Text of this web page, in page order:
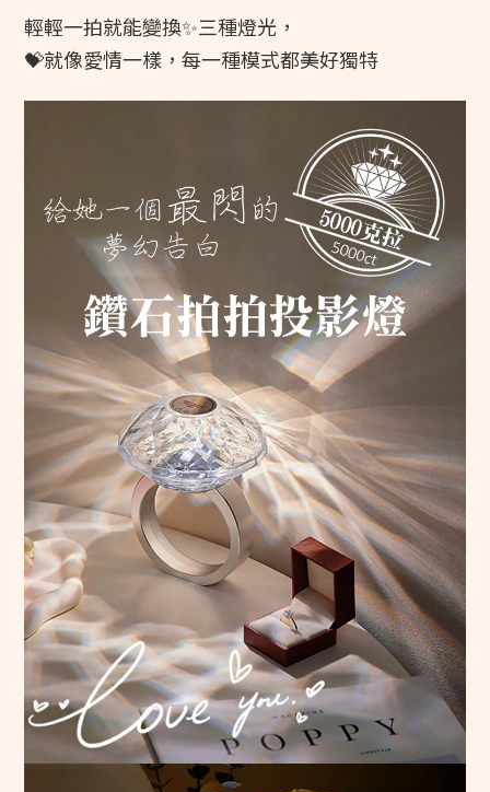
輕輕一拍就能變換✨三種燈光，
💝就像愛情一樣，每一種模式都美好獨特